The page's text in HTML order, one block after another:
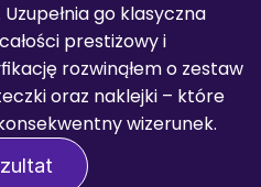
go klasyczna
prestiżowy i
rozwinąłem o zestaw
oraz naklejki – które
wizerunek.